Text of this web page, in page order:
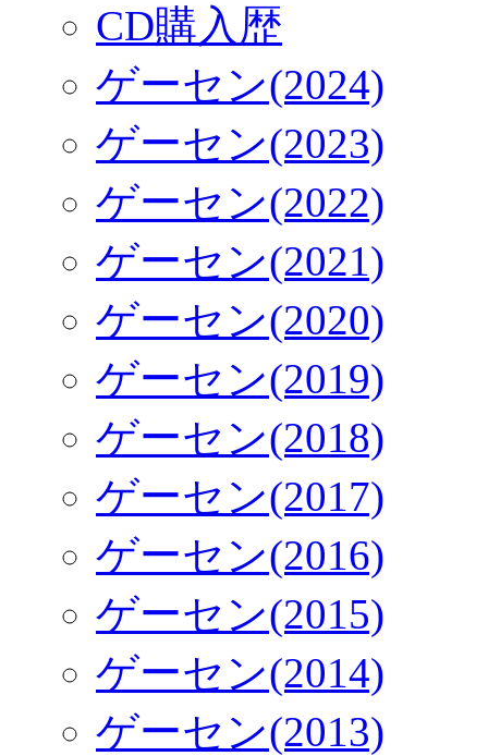
CD購入歴
ゲーセン(2024)
ゲーセン(2023)
ゲーセン(2022)
ゲーセン(2021)
ゲーセン(2020)
ゲーセン(2019)
ゲーセン(2018)
ゲーセン(2017)
ゲーセン(2016)
ゲーセン(2015)
ゲーセン(2014)
ゲーセン(2013)